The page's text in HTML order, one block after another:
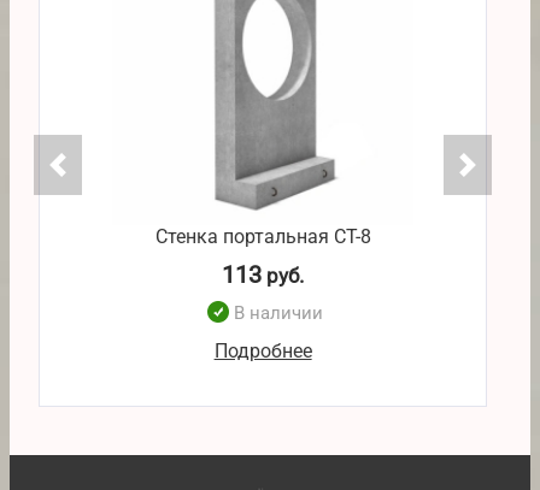
Стенка портальная СТ-8
113 руб.
В наличии
Подробнее